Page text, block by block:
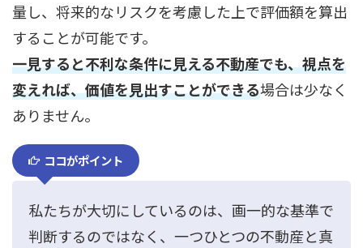
量し、将来的なリスクを考慮した上で評価額を算出
することが可能です。
一見すると不利な条件に見える不動産でも、視点を
変えれば、価値を見出すことができる場合は少なく
ありません。
ココがポイント
私たちが大切にしているのは、画一的な基準で
判断するのではなく、一つひとつの不動産と真